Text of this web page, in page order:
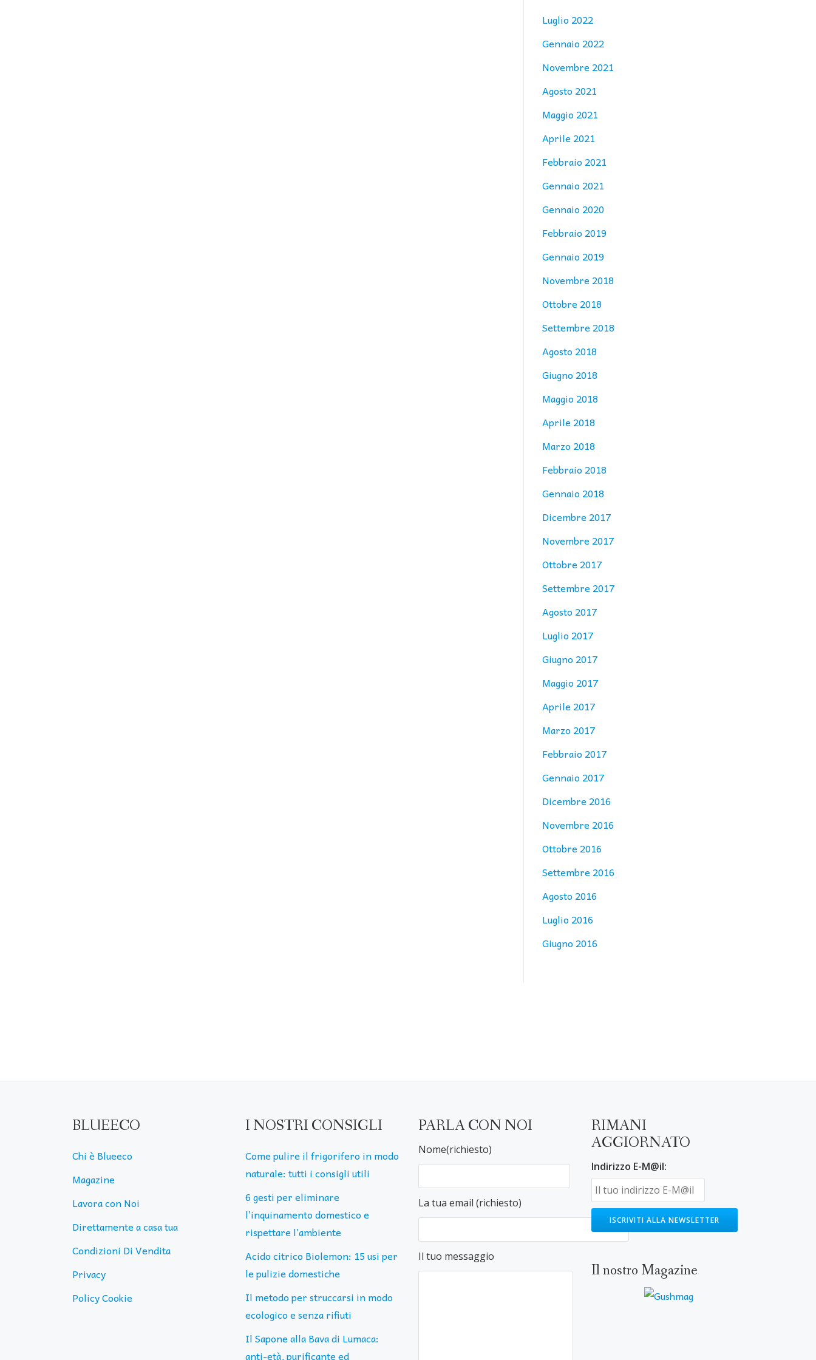
Luglio 2022
Gennaio 2022
Novembre 2021
Agosto 2021
Maggio 2021
Aprile 2021
Febbraio 2021
Gennaio 2021
Gennaio 2020
Febbraio 2019
Gennaio 2019
Novembre 2018
Ottobre 2018
Settembre 2018
Agosto 2018
Giugno 2018
Maggio 2018
Aprile 2018
Marzo 2018
Febbraio 2018
Gennaio 2018
Dicembre 2017
Novembre 2017
Ottobre 2017
Settembre 2017
Agosto 2017
Luglio 2017
Giugno 2017
Maggio 2017
Aprile 2017
Marzo 2017
Febbraio 2017
Gennaio 2017
Dicembre 2016
Novembre 2016
Ottobre 2016
Settembre 2016
Agosto 2016
Luglio 2016
Giugno 2016
BLUEECO
Chi è Blueeco
Magazine
Lavora con Noi
Direttamente a casa tua
Condizioni Di Vendita
Privacy
Policy Cookie
I NOSTRI CONSIGLI
Come pulire il frigorifero in modo
naturale: tutti i consigli utili
6 gesti per eliminare
l’inquinamento domestico e
rispettare l’ambiente
Acido citrico Biolemon: 15 usi per
le pulizie domestiche
Il metodo per struccarsi in modo
ecologico e senza rifiuti
Il Sapone alla Bava di Lumaca:
anti-età, purificante ed
PARLA CON NOI
Nome(richiesto)
La tua email (richiesto)
Il tuo messaggio
RIMANI
AGGIORNATO
Indirizzo E-M@il:
Il nostro Magazine